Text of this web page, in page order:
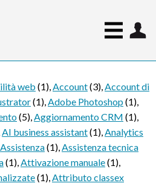
web (1),Account(3),Account di
(1),Adobe Photoshop(1),
(5),Aggiornamento CRM (1),
AI business assistant(1),Analytics
Assistenza(1),Assistenza tecnica
(1),Attivazione manuale(1),
(1),Attributo classex